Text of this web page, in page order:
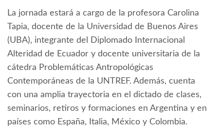
La jornada estará a cargo de la profesora Carolina
Tapia, docente de la Universidad de Buenos Aires
(UBA), integrante del Diplomado Internacional
Alteridad de Ecuador y docente universitaria de la
cátedra Problemáticas Antropológicas
Contemporáneas de la UNTREF. Además, cuenta
con una amplia trayectoria en el dictado de clases,
seminarios, retiros y formaciones en Argentina y en
países como España, Italia, México y Colombia.